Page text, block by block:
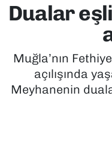
Dualar
Muğla’nın
açılışında
Meyhanenin
EKONOMİ
KÜLTÜR SANAT
MAGAZİN
Tüm Manşetler
Son Dakika
Haber Arşivi